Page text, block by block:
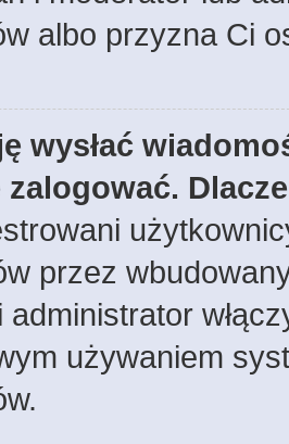
albo przyzna Ci
wysłać
zalogować.
przez
administrator
używaniem